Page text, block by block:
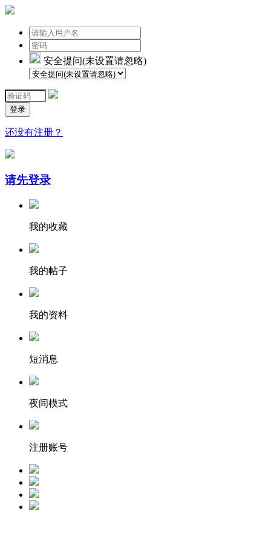
安全提问(未设置请忽略)
登录
还没有注册？
请先登录
我的收藏
我的帖子
我的资料
短消息
夜间模式
注册账号